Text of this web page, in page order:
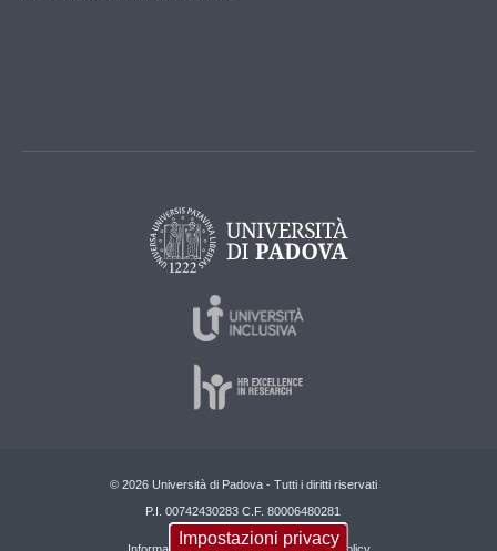
© 2026 Università di Padova - Tutti i diritti riservati
P.I. 00742430283 C.F. 80006480281
Impostazioni privacy